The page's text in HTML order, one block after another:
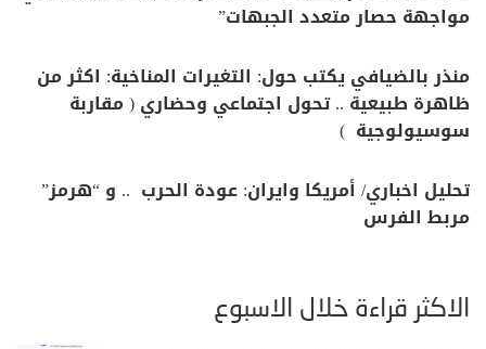
مواجهة حصار متعدد الجبهات”
منذر بالضيافي يكتب حول: التغيرات المناخية: اكثر من
ظاهرة طبيعية .. تحول اجتماعي وحضاري ( مقاربة
سوسيولوجية )
تحليل اخباري/ أمريكا وايران: عودة الحرب .. و “هرمز”
مربط الفرس
الأكثر قراءة خلال الأسبوع